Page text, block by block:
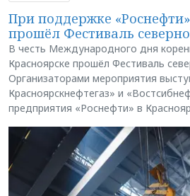
При поддержке
прошёл Фестиваль
В честь Международного дня
Красноярске прошёл Фестиваль
Организаторами мероприятия
Красноярскнефтегаз» и
предприятия «Роснефти» в